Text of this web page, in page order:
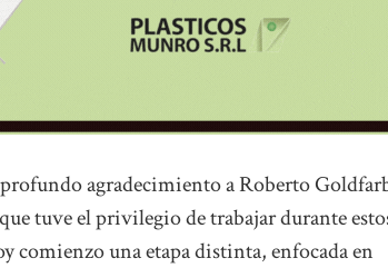
agradecimiento a Roberto
tuve el privilegio de trabajar durante
comienzo una etapa distinta, enfocada en